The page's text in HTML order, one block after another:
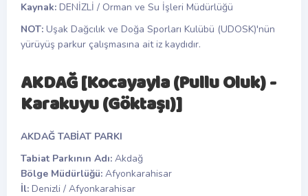
Kaynak: DENİZLİ / Orman ve Su İşleri Müdürlüğü
NOT: Uşak Dağcılık ve Doğa Sporları Kulübü (UDOSK)'nün
yürüyüş parkur çalışmasına ait iz kaydıdır.
AKDAĞ [Kocayayla (Pullu Oluk) -
Karakuyu (Göktaşı)]
AKDAĞ TABİAT PARKI
Tabiat Parkının Adı: Akdağ
Bölge Müdürlüğü: Afyonkarahisar
İl: Denizli / Afyonkarahisar